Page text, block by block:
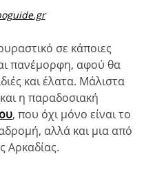
σε κάποιες
πανέμορφη, αφού θα
και έλατα. Μάλιστα
η παραδοσιακή
, που όχι μόνο είναι το
αλλά και μια από
Αρκαδίας.